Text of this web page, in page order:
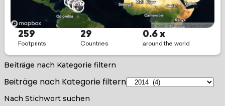
Beiträge nach Kategorie filtern
Beiträge nach Kategorie filtern
Nach Stichwort suchen